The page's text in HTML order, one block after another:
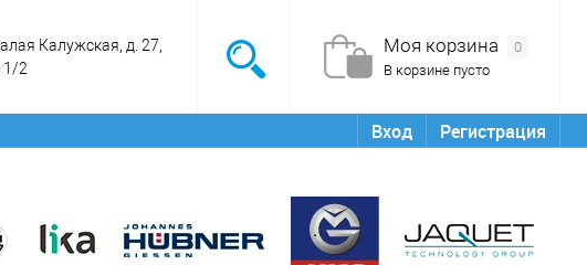
Калужская, д. 27,
1/2
Моя корзина
0
В корзине пусто
Вход Регистрация